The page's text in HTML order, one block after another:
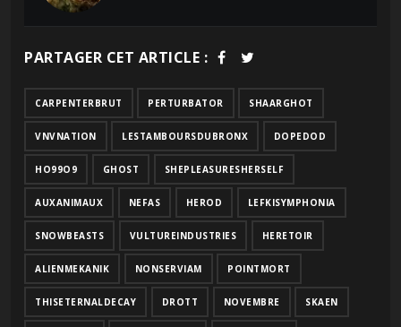
PARTAGER CET ARTICLE :
CARPENTERBRUT PERTURBATOR SHAARGHOT
VNVNATION LESTAMBOURSDUBRONX DOPEDOD
HO99O9 GHOST SHEPLEASURESHERSELF
AUXANIMAUX NEFAS HEROD LEFKISYMPHONIA
SNOWBEASTS VULTUREINDUSTRIES HERETOIR
ALIENMEKANIK NONSERVIAM POINTMORT
THISETERNALDECAY DROTT NOVEMBRE SKAEN